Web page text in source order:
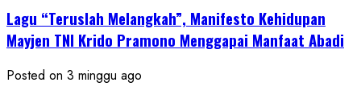
Lagu “Teruslah Melangkah”, Manifesto Kehidupan
Mayjen TNI Krido Pramono Menggapai Manfaat Abadi
Posted on 3 minggu ago